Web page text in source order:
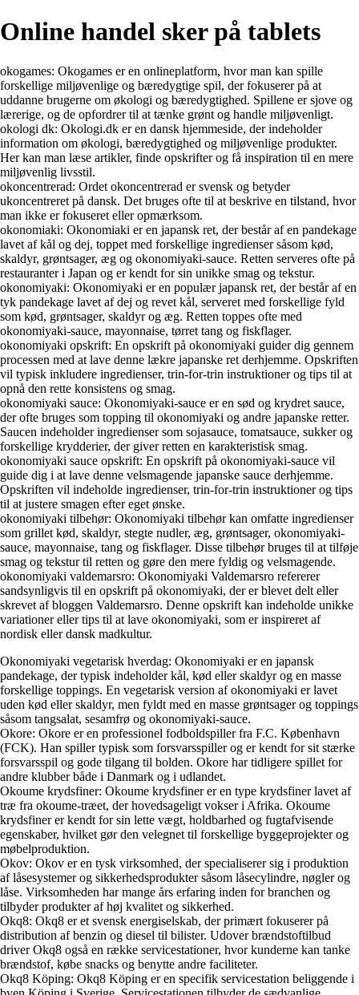
Online handel sker på tablets
okogames: Okogames er en onlineplatform, hvor man kan spille
forskellige miljøvenlige og bæredygtige spil, der fokuserer på at
uddanne brugerne om økologi og bæredygtighed. Spillene er sjove og
lærerige, og de opfordrer til at tænke grønt og handle miljøvenligt.
okologi dk: Okologi.dk er en dansk hjemmeside, der indeholder
information om økologi, bæredygtighed og miljøvenlige produkter.
Her kan man læse artikler, finde opskrifter og få inspiration til en mere
miljøvenlig livsstil.
okoncentrerad: Ordet okoncentrerad er svensk og betyder
ukoncentreret på dansk. Det bruges ofte til at beskrive en tilstand, hvor
man ikke er fokuseret eller opmærksom.
okonomiaki: Okonomiaki er en japansk ret, der består af en pandekage
lavet af kål og dej, toppet med forskellige ingredienser såsom kød,
skaldyr, grøntsager, æg og okonomiyaki-sauce. Retten serveres ofte på
restauranter i Japan og er kendt for sin unikke smag og tekstur.
okonomiyaki: Okonomiyaki er en populær japansk ret, der består af en
tyk pandekage lavet af dej og revet kål, serveret med forskellige fyld
som kød, grøntsager, skaldyr og æg. Retten toppes ofte med
okonomiyaki-sauce, mayonnaise, tørret tang og fiskflager.
okonomiyaki opskrift: En opskrift på okonomiyaki guider dig gennem
processen med at lave denne lækre japanske ret derhjemme. Opskriften
vil typisk inkludere ingredienser, trin-for-trin instruktioner og tips til at
opnå den rette konsistens og smag.
okonomiyaki sauce: Okonomiyaki-sauce er en sød og krydret sauce,
der ofte bruges som topping til okonomiyaki og andre japanske retter.
Saucen indeholder ingredienser som sojasauce, tomatsauce, sukker og
forskellige krydderier, der giver retten en karakteristisk smag.
okonomiyaki sauce opskrift: En opskrift på okonomiyaki-sauce vil
guide dig i at lave denne velsmagende japanske sauce derhjemme.
Opskriften vil indeholde ingredienser, trin-for-trin instruktioner og tips
til at justere smagen efter eget ønske.
okonomiyaki tilbehør: Okonomiyaki tilbehør kan omfatte ingredienser
som grillet kød, skaldyr, stegte nudler, æg, grøntsager, okonomiyaki-
sauce, mayonnaise, tang og fiskflager. Disse tilbehør bruges til at tilføje
smag og tekstur til retten og gøre den mere fyldig og velsmagende.
okonomiyaki valdemarsro: Okonomiyaki Valdemarsro refererer
sandsynligvis til en opskrift på okonomiyaki, der er blevet delt eller
skrevet af bloggen Valdemarsro. Denne opskrift kan indeholde unikke
variationer eller tips til at lave okonomiyaki, som er inspireret af
nordisk eller dansk madkultur.
Okonomiyaki vegetarisk hverdag: Okonomiyaki er en japansk
pandekage, der typisk indeholder kål, kød eller skaldyr og en masse
forskellige toppings. En vegetarisk version af okonomiyaki er lavet
uden kød eller skaldyr, men fyldt med en masse grøntsager og toppings
såsom tangsalat, sesamfrø og okonomiyaki-sauce.
Okore: Okore er en professionel fodboldspiller fra F.C. København
(FCK). Han spiller typisk som forsvarsspiller og er kendt for sit stærke
forsvarsspil og gode tilgang til bolden. Okore har tidligere spillet for
andre klubber både i Danmark og i udlandet.
Okoume krydsfiner: Okoume krydsfiner er en type krydsfiner lavet af
træ fra okoume-træet, der hovedsageligt vokser i Afrika. Okoume
krydsfiner er kendt for sin lette vægt, holdbarhed og fugtafvisende
egenskaber, hvilket gør den velegnet til forskellige byggeprojekter og
møbelproduktion.
Okov: Okov er en tysk virksomhed, der specialiserer sig i produktion
af låsesystemer og sikkerhedsprodukter såsom låsecylindre, nøgler og
låse. Virksomheden har mange års erfaring inden for branchen og
tilbyder produkter af høj kvalitet og sikkerhed.
Okq8: Okq8 er et svensk energiselskab, der primært fokuserer på
distribution af benzin og diesel til bilister. Udover brændstoftilbud
driver Okq8 også en række servicestationer, hvor kunderne kan tanke
brændstof, købe snacks og benytte andre faciliteter.
Okq8 Köping: Okq8 Köping er en specifik servicestation beliggende i